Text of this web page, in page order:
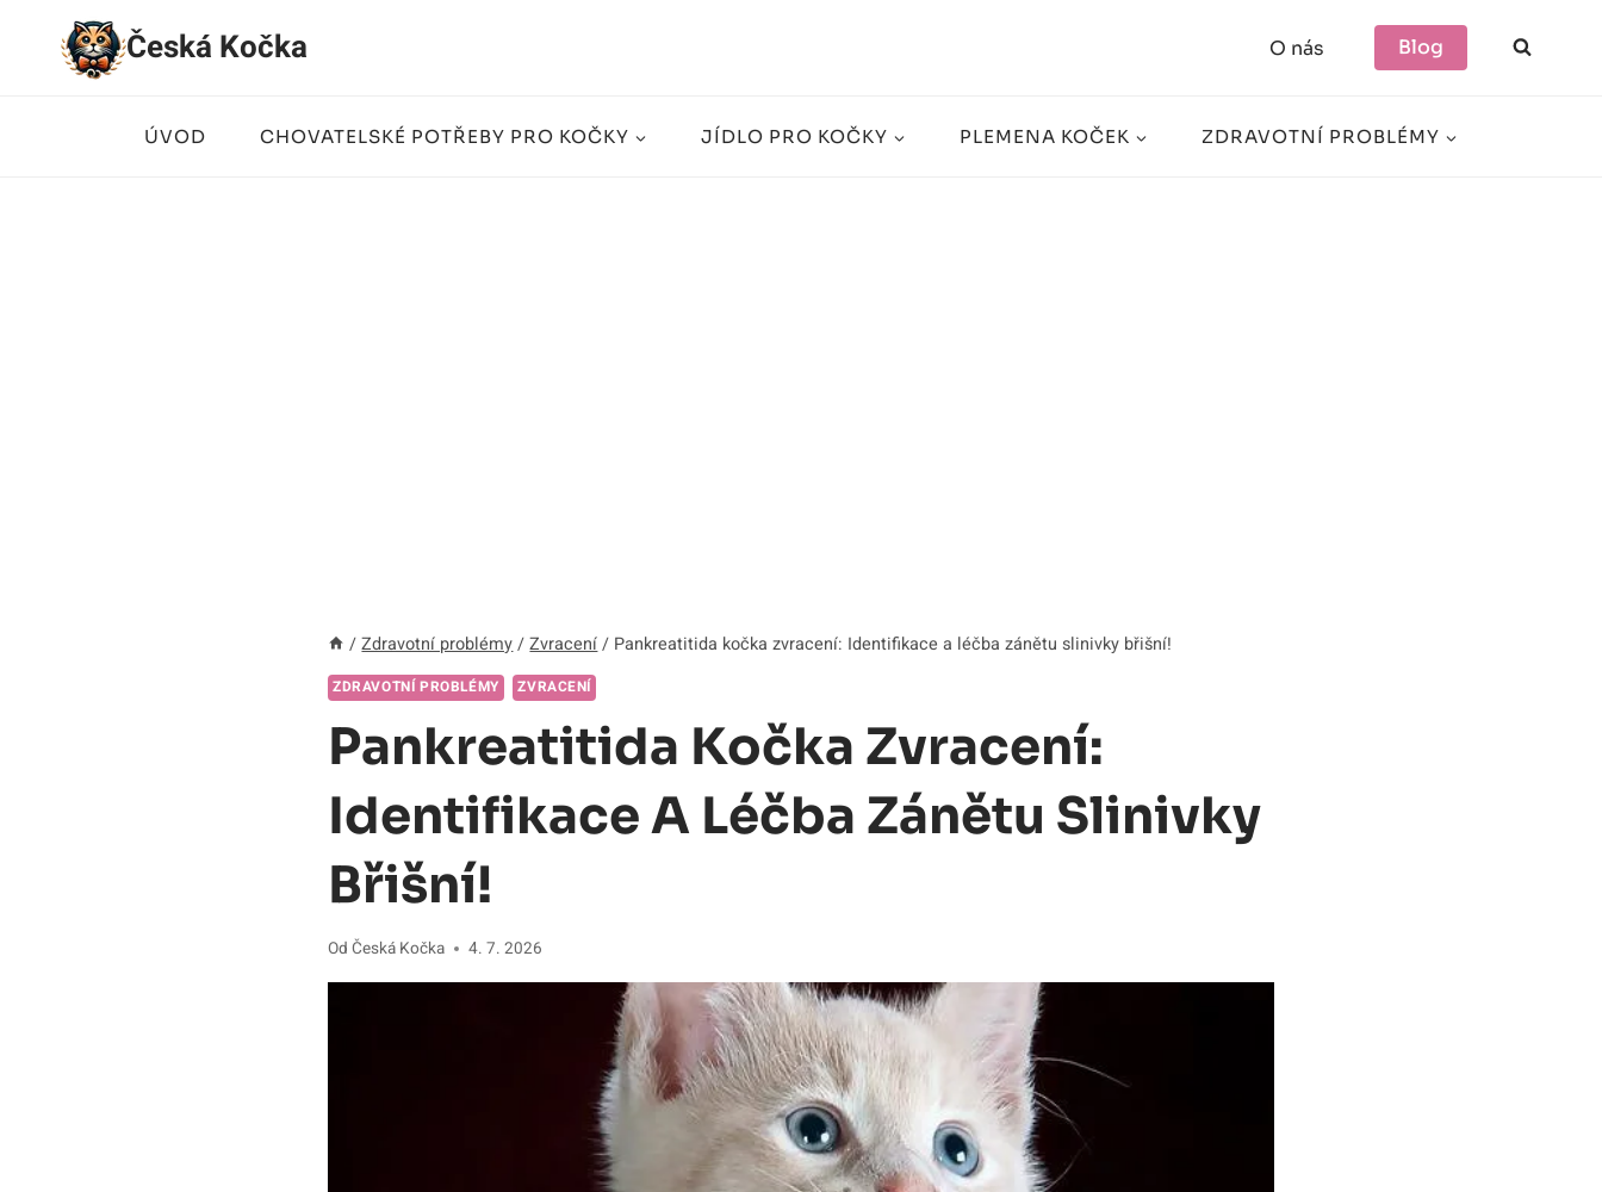
Přeskočit
Česká Kočka O nás Blog
ÚVOD CHOVATELSKÉ POTŘEBY PRO KOČKY JÍDLO PRO KOČKY PLEMENA KOČEK ZDRAVOTNÍ PROBLÉMY
/ Zdravotní problémy / Zvracení / Pankreatitida kočka zvracení: Identifikace a léčba zánětu slinivky břišní!
ZDRAVOTNÍ PROBLÉMY ZVRACENÍ
Pankreatitida Kočka Zvracení:
Identifikace A Léčba Zánětu Slinivky
Břišní!
Od Česká Kočka 4. 7. 2026